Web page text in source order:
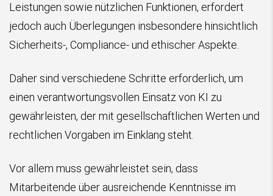
Leistungen sowie nützlichen Funktionen, erfordert
jedoch auch Überlegungen insbesondere hinsichtlich
Sicherheits-, Compliance- und ethischer Aspekte.
Daher sind verschiedene Schritte erforderlich, um
einen verantwortungsvollen Einsatz von KI zu
gewährleisten, der mit gesellschaftlichen Werten und
rechtlichen Vorgaben im Einklang steht.
Vor allem muss gewährleistet sein, dass
Mitarbeitende über ausreichende Kenntnisse im